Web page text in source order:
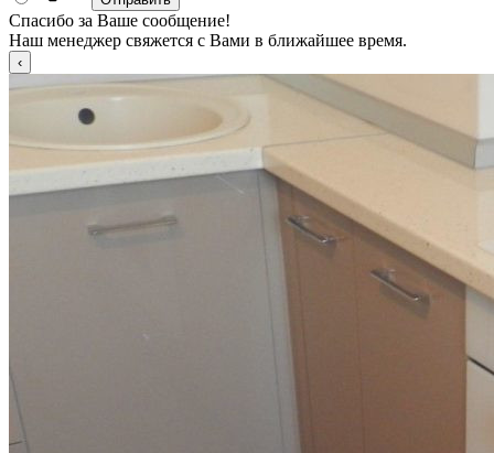
Спасибо за Ваше сообщение!
Наш менеджер свяжется с Вами в ближайшее время.